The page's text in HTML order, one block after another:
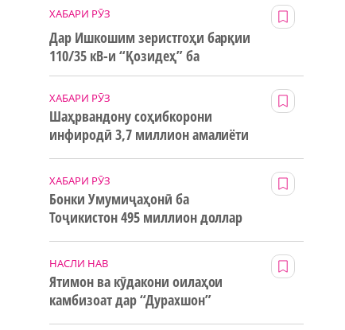
ХАБАРИ РӮЗ
Дар Ишкошим зеристгоҳи барқии
110/35 кВ-и “Қозидеҳ” ба
истифода дода мешавад
ХАБАРИ РӮЗ
Шаҳрвандону соҳибкорони
инфиродӣ 3,7 миллион амалиёти
ХАБАРИ РӮЗ
Бонки Умумиҷаҳонӣ ба
Тоҷикистон 495 миллион доллар
НАСЛИ НАВ
Ятимон ва кӯдакони оилаҳои
камбизоат дар “Дурахшон”